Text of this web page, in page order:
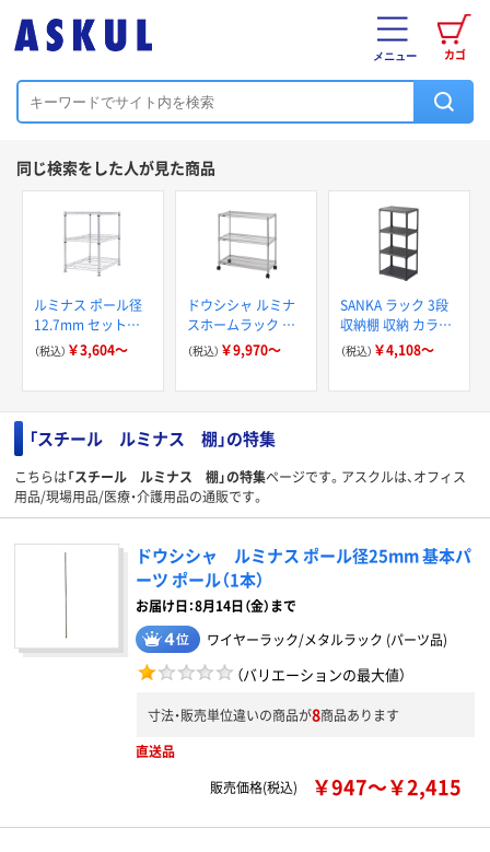
カゴ
メニュー
同じ検索をした人が見た商品
ルミナス ポール径
12.7mm セット品
キッチンラック 3段
（税込） ￥3,604～
ドウシシャ ルミナ
スホームラック ワ
イヤーラック 3段
（税込） ￥9,970～
SANKA ラック 3段
収納棚 収納 カラー
ボックス 組立品 カ
タス 日本製
（税込） ￥4,108～
「スチール ルミナス 棚」の特集
こちらは「スチール ルミナス 棚」の特集ページです。アスクルは、オフィス
用品/現場用品/医療・介護用品の通販です。
ドウシシャ ルミナス ポール径25mm 基本パ
ーツ ポール（1本）
お届け日：8月14日（金）まで
ワイヤーラック/メタルラック (パーツ品)
（バリエーションの最大値）
寸法・販売単位違いの商品が8商品あります
直送品
販売価格(税込)
￥947～￥2,415